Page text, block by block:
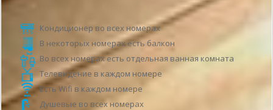
Кондиционер во всех номерах
В некоторых номерах есть балкон
Во всех номерах есть отдельная ванная комната
Телевидение в каждом номере
Есть Wifi в каждом номере
Душевые во всех номерах